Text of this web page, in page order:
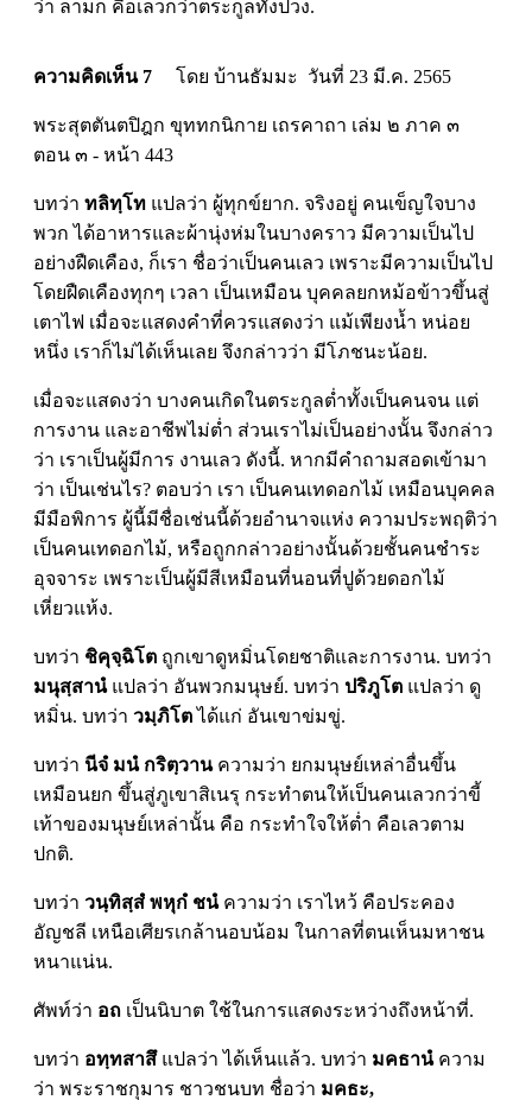
ว่า ลามก คือเลวกว่าตระกูลทั้งปวง.
ความคิดเห็น 7 โดย บ้านธัมมะ วันที่ 23 มี.ค. 2565
พระสุตตันตปิฎก ขุททกนิกาย เถรคาถา เล่ม ๒ ภาค ๓
ตอน ๓ - หน้า 443
บทว่า ทลิทฺโท แปลว่า ผู้ทุกข์ยาก. จริงอยู่ คนเข็ญใจบาง
พวก ได้อาหารและผ้านุ่งห่มในบางคราว มีความเป็นไป
อย่างฝืดเคือง, ก็เรา ชื่อว่าเป็นคนเลว เพราะมีความเป็นไป
โดยฝืดเคืองทุกๆ เวลา เป็นเหมือน บุคคลยกหม้อข้าวขึ้นสู่
เตาไฟ เมื่อจะแสดงคำที่ควรแสดงว่า แม้เพียงน้ำ หน่อย
หนึ่ง เราก็ไม่ได้เห็นเลย จึงกล่าวว่า มีโภชนะน้อย.
เมื่อจะแสดงว่า บางคนเกิดในตระกูลต่ำทั้งเป็นคนจน แต่
การงาน และอาชีพไม่ต่ำ ส่วนเราไม่เป็นอย่างนั้น จึงกล่าว
ว่า เราเป็นผู้มีการ งานเลว ดังนี้. หากมีคำถามสอดเข้ามา
ว่า เป็นเช่นไร? ตอบว่า เรา เป็นคนเทดอกไม้ เหมือนบุคคล
มีมือพิการ ผู้นี้มีชื่อเช่นนี้ด้วยอำนาจแห่ง ความประพฤติว่า
เป็นคนเทดอกไม้, หรือถูกกล่าวอย่างนั้นด้วยชั้นคนชำระ
อุจจาระ เพราะเป็นผู้มีสีเหมือนที่นอนที่ปูด้วยดอกไม้
เหี่ยวแห้ง.
บทว่า ชิคุจฺฉิโต ถูกเขาดูหมิ่นโดยชาติและการงาน. บทว่า
มนุสฺสานํแปลว่า อันพวกมนุษย์. บทว่า ปริภูโต แปลว่า ดู
หมิ่น. บทว่า วมฺภิโตได้แก่ อันเขาข่มขู่.
บทว่า นีจํ มนํ กริตฺวานความว่า ยกมนุษย์เหล่าอื่นขึ้น
เหมือนยก ขึ้นสู่ภูเขาสิเนรุ กระทำตนให้เป็นคนเลวกว่าขี้
เท้าของมนุษย์เหล่านั้น คือ กระทำใจให้ต่ำ คือเลวตาม
ปกติ.
บทว่า วนฺทิสฺสํ พหุกํ ชนํความว่า เราไหว้ คือประคอง
อัญชลี เหนือเศียรเกล้านอบน้อม ในกาลที่ตนเห็นมหาชน
หนาแน่น.
ศัพท์ว่า อถ เป็นนิบาต ใช้ในการแสดงระหว่างถึงหน้าที่.
บทว่า อทฺทสาสึแปลว่า ได้เห็นแล้ว. บทว่า มคธานํความ
ว่า พระราชกุมาร ชาวชนบท ชื่อว่า มคธะ,